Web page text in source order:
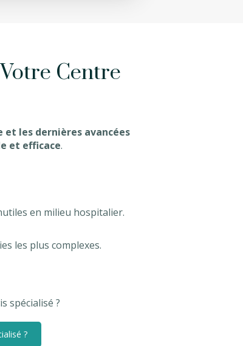
Centre
et les dernières avancées
et efficace.
en milieu hospitalier.
les plus complexes.
spécialisé ?
?